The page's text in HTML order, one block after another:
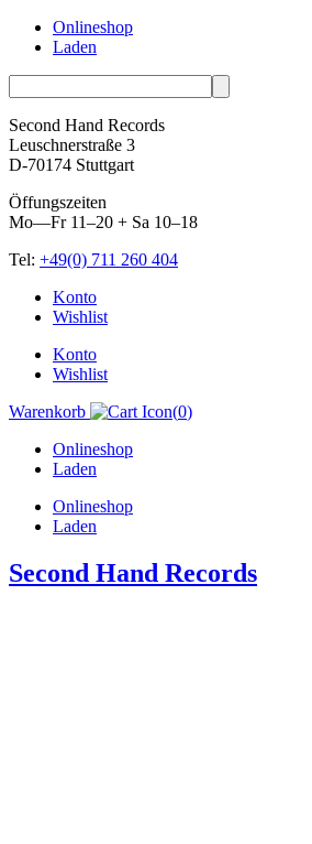
Onlineshop
Laden
Second Hand Records
Leuschnerstraße 3
D-70174 Stuttgart
Öffungszeiten
Mo—Fr 11–20 + Sa 10–18
Tel: +49(0) 711 260 404
Skip
Konto
Wishlist
Konto
Wishlist
Warenkorb
(0)
Onlineshop
Laden
Onlineshop
Laden
Second Hand Records